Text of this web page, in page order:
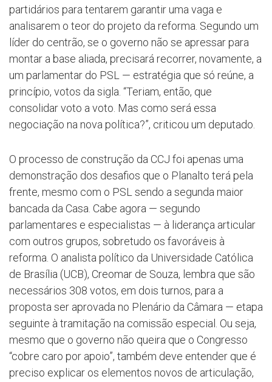
partidários para tentarem garantir uma vaga e
analisarem o teor do projeto da reforma. Segundo um
líder do centrão, se o governo não se apressar para
montar a base aliada, precisará recorrer, novamente, a
um parlamentar do PSL — estratégia que só reúne, a
princípio, votos da sigla. “Teriam, então, que
consolidar voto a voto. Mas como será essa
negociação na nova política?”, criticou um deputado.
O processo de construção da CCJ foi apenas uma
demonstração dos desafios que o Planalto terá pela
frente, mesmo com o PSL sendo a segunda maior
bancada da Casa. Cabe agora — segundo
parlamentares e especialistas — à liderança articular
com outros grupos, sobretudo os favoráveis à
reforma. O analista político da Universidade Católica
de Brasília (UCB), Creomar de Souza, lembra que são
necessários 308 votos, em dois turnos, para a
proposta ser aprovada no Plenário da Câmara — etapa
seguinte à tramitação na comissão especial. Ou seja,
mesmo que o governo não queira que o Congresso
“cobre caro por apoio”, também deve entender que é
preciso explicar os elementos novos de articulação,